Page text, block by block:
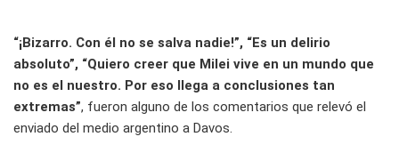
“¡Bizarro. Con él no se salva nadie!”, “Es un delirio
absoluto”, “Quiero creer que Milei vive en un mundo que
no es el nuestro. Por eso llega a conclusiones tan
extremas”, fueron alguno de los comentarios que relevó el
enviado del medio argentino a Davos.